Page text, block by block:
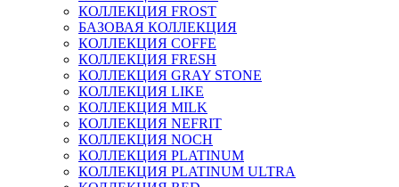
КОЛЛЕКЦИЯ FROST
БАЗОВАЯ КОЛЛЕКЦИЯ
КОЛЛЕКЦИЯ COFFE
КОЛЛЕКЦИЯ FRESH
КОЛЛЕКЦИЯ GRAY STONE
КОЛЛЕКЦИЯ LIKE
КОЛЛЕКЦИЯ MILK
КОЛЛЕКЦИЯ NEFRIT
КОЛЛЕКЦИЯ NOCH
КОЛЛЕКЦИЯ PLATINUM
КОЛЛЕКЦИЯ PLATINUM ULTRA